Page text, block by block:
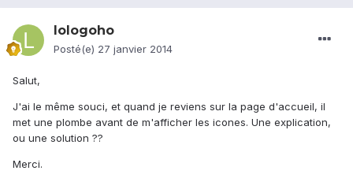
lologoho
Posté(e) 27 janvier 2014
Salut,
J'ai le même souci, et quand je reviens sur la page d'accueil, il
met une plombe avant de m'afficher les icones. Une explication,
ou une solution ??
Merci.